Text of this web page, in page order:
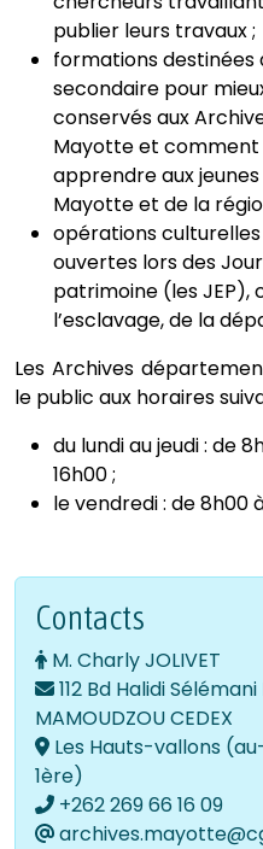
publier leurs travaux ;
formations destinées
secondaire pour
conservés aux
Mayotte et
apprendre aux
Mayotte et de la
opérations
ouvertes lors des
patrimoine (les
l’esclavage, de la
Les Archives
le public aux horaires
du lundi au jeudi : de
16h00 ;
le vendredi : de 8h00 à
Contacts
M. Charly JOLIVET
112 Bd Halidi Sélémani
MAMOUDZOU CEDEX
Les Hauts-vallons
1ère)
+262 269 66 16 09